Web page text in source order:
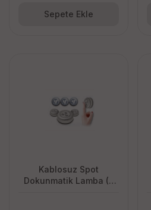
Sepete Ekle
Kablosuz Spot
Dokunmatik Lamba (3